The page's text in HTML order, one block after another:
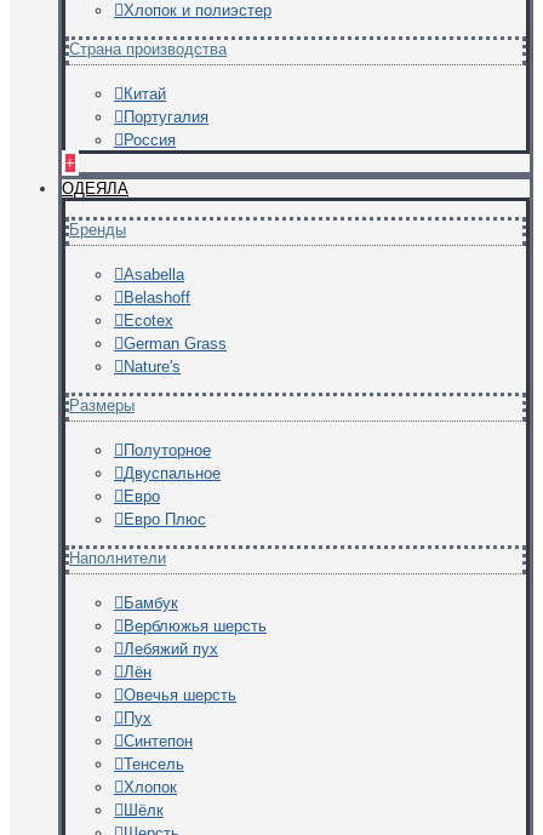
Хлопок и полиэстер
Страна производства
Китай
Португалия
Россия
+
ОДЕЯЛА
Бренды
Asabella
Belashoff
Ecotex
German Grass
Nature's
Размеры
Полуторное
Двуспальное
Евро
Евро Плюс
Наполнители
Бамбук
Верблюжья шерсть
Лебяжий пух
Лён
Овечья шерсть
Пух
Синтепон
Тенсель
Хлопок
Шёлк